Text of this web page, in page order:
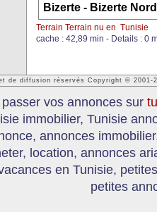
Bizerte - Bizerte
Terrain Terrain nu en Tunisie
cache : 42,89 min - Details : 0
de diffusion réservés Copyright © 2001-
vos annonces sur
immobilier, Tunisie
annonces
location, annonces
en Tunisie,
petites